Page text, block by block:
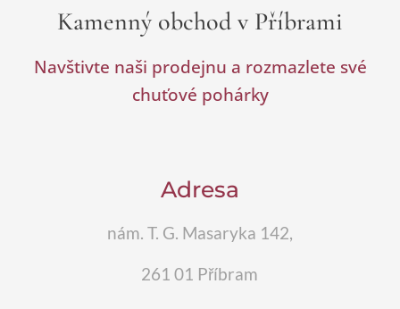
Kamenný obchod v Příbrami
Navštivte naši prodejnu a rozmazlete své
chuťové pohárky
Adresa
nám. T. G. Masaryka 142,
261 01 Příbram